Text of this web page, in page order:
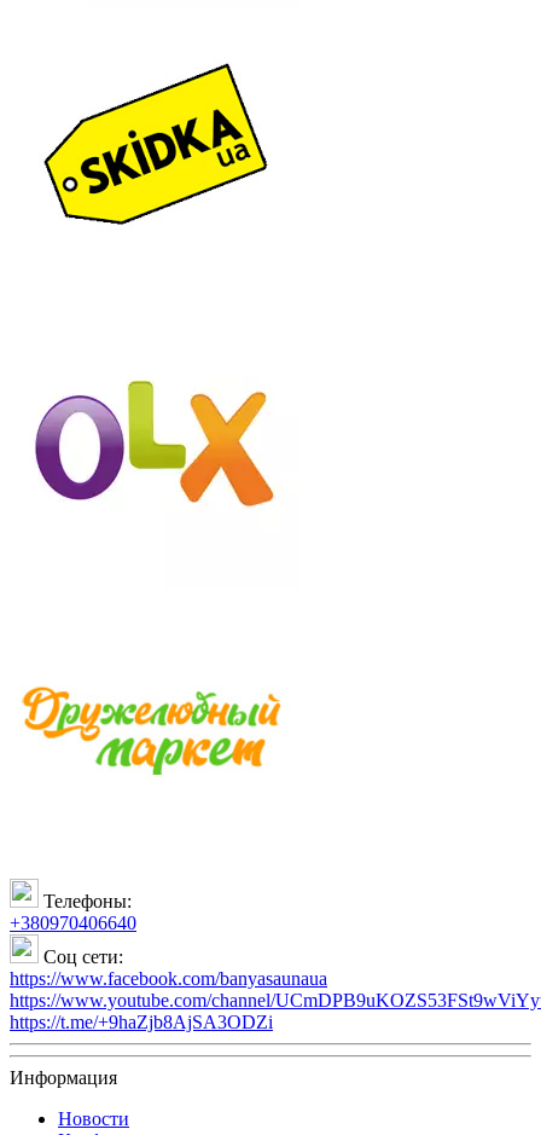
Телефоны:
+380970406640
Соц сети:
https://www.facebook.com/banyasaunaua
https://www.youtube.com/channel/
https://t.me/+9haZjb8AjSA3ODZi
Информация
Новости